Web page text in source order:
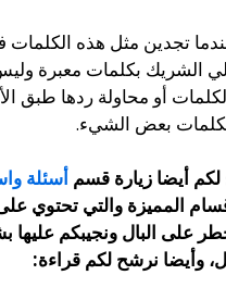
تجدين مثل هذه الكلمات
الشريك بكلمات معبرة
أو محاولة ردها طبق
بعض الشيء.
أيضا زيارة قسم أسئلة
المميزة والتي تحتوي
على البال ونجيبكم
وأيضا نرشح لكم قراءة: